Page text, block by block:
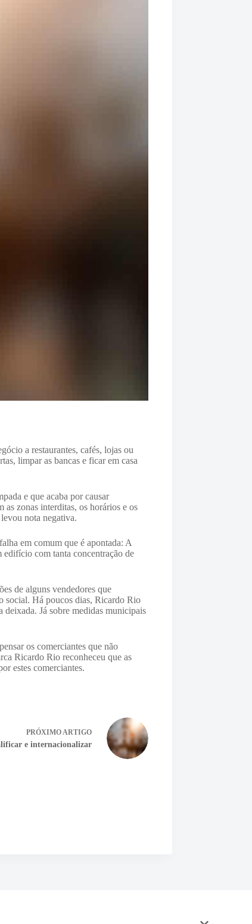
a restaurantes, cafés, lojas ou
limpar as bancas e ficar em casa
e que acaba por causar
zonas interditas, os horários e os
nota negativa.
em comum que é apontada: A
edifício com tanta concentração de
de alguns vendedores que
social. Há poucos dias, Ricardo Rio
Já sobre medidas municipais
os comerciantes que não
Ricardo Rio reconheceu que as
estes comerciantes.
PRÓXIMOARTIGO
e internacionalizar